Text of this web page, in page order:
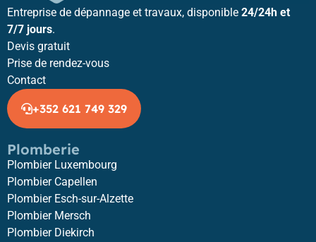
Entreprise de dépannage et travaux, disponible 24/24h et
7/7 jours.
Devis gratuit
Prise de rendez-vous
Contact
+352 621 749 329
Plomberie
Plombier Luxembourg
Plombier Capellen
Plombier Esch-sur-Alzette
Plombier Mersch
Plombier Diekirch